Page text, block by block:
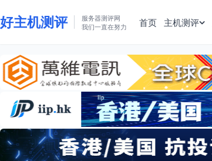
好主机测评
服务器测评网
我们一直在努力
首页 主机测评